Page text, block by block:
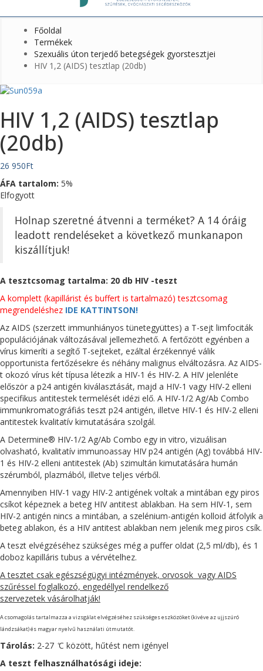
Főoldal
Termékek
Szexuális úton terjedő betegségek gyorstesztjei
HIV 1,2 (AIDS) tesztlap (20db)
HIV 1,2 (AIDS) tesztlap
(20db)
26 950Ft
ÁFA tartalom: 5%
Elfogyott
Holnap szeretné átvenni a terméket? A 14 óráig
leadott rendeléseket a következő munkanapon
kiszállítjuk!
A tesztcsomag tartalma: 20 db HIV -teszt
A komplett (kapillárist és buffert is tartalmazó) tesztcsomag
megrendeléshez IDE KATTINTSON!
Az AIDS (szerzett immunhiányos tünetegyüttes) a T-sejt limfociták
populációjának változásával jellemezhető. A fertőzött egyénben a
vírus kimeríti a segítő T-sejteket, ezáltal érzékennyé válik
opportunista fertőzésekre és néhány malignus elváltozásra. Az AIDS-
t okozó vírus két típusa létezik a HIV-1 és HIV-2. A HIV jelenléte
először a p24 antigén kiválasztását, majd a HIV-1 vagy HIV-2 elleni
specifikus antitestek termelését idézi elő. A HIV-1/2 Ag/Ab Combo
immunkromatográfiás teszt p24 antigén, illetve HIV-1 és HIV-2 elleni
antitestek kvalitatív kimutatására szolgál.
A Determine® HIV-1/2 Ag/Ab Combo egy in vitro, vizuálisan
olvasható, kvalitatív immunoassay HIV p24 antigén (Ag) továbbá HIV-
1 és HIV-2 elleni antitestek (Ab) szimultán kimutatására humán
szérumból, plazmából, illetve teljes vérből.
Amennyiben HIV-1 vagy HIV-2 antigének voltak a mintában egy piros
csíkot képeznek a beteg HIV antitest ablakban. Ha sem HIV-1, sem
HIV-2 antigén nincs a mintában, a szelénium-antigén kolloid átfolyik a
beteg ablakon, és a HIV antitest ablakban nem jelenik meg piros csík.
A teszt elvégzéséhez szükséges még a puffer oldat (2,5 ml/db), és 1
doboz kapilláris tubus a vérvételhez.
A tesztet csak egészségügyi intézmények, orvosok vagy AIDS
szűréssel foglalkozó, engedéllyel rendelkező
szervezetek vásárolhatják!
A csomagolás tartalmazza a vizsgálat elvégzéséhez szükséges eszközöket (kivéve az ujjszúró
lándzsákat) és magyar nyelvű használati útmutatót.
Tárolás: 2-27 ̊C között, hűtést nem igényel
A teszt felhasználhatósági ideje: